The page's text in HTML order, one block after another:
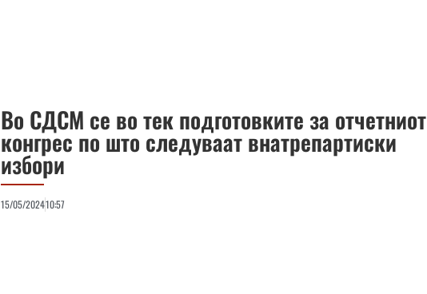
Во СДСМ се во тек подготовките за отчетниот
конгрес по што следуваат внатрепартиски
избори
15/05/202410:57